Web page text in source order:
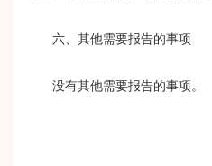
六、其他需要报告的事项
没有其他需要报告的事项。